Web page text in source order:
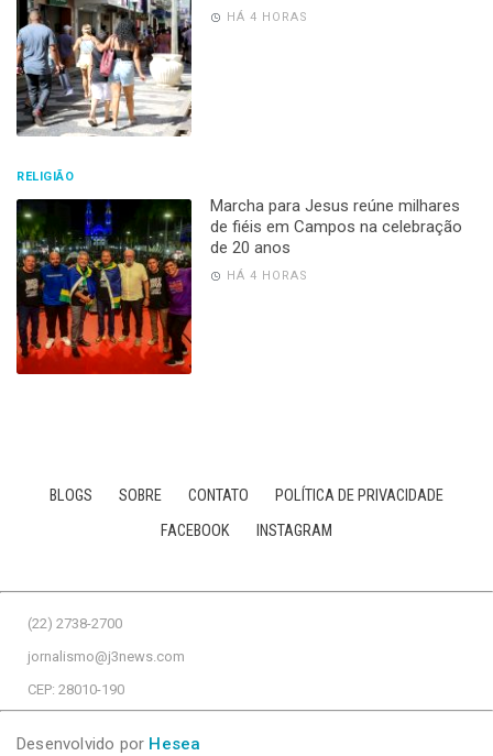
HÁ 4 HORAS
RELIGIÃO
Marcha para Jesus reúne milhares
de fiéis em Campos na celebração
de 20 anos
HÁ 4 HORAS
BLOGS SOBRE CONTATO
POLÍTICA DE PRIVACIDADE
FACEBOOK
INSTAGRAM
(22) 2738-2700
jornalismo@j3news.com
CEP: 28010-190
Desenvolvido por Hesea